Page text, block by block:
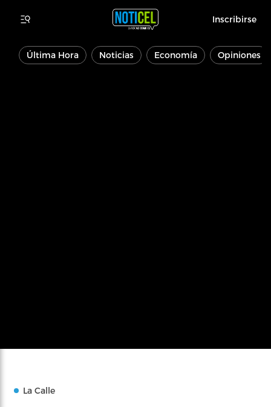
Inscribirse
Última Hora Noticias Economía Opiniones
La Calle